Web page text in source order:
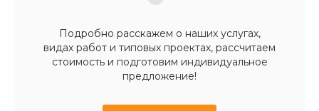
Подробно расскажем о наших услугах,
видах работ и типовых проектах, рассчитаем
стоимость и подготовим индивидуальное
предложение!